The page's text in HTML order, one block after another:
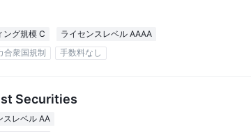
ング規模 C
ライセンスレベル AAAA
合衆国規制
手数料なし
Securities
スレベル AA